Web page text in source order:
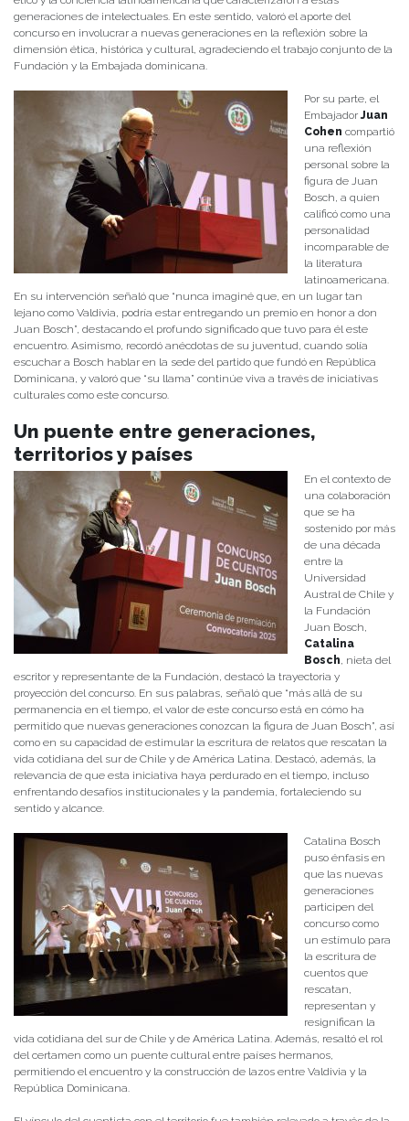
generaciones de intelectuales. En este sentido, valoró el aporte del
concurso en involucrar a nuevas generaciones en la reflexión sobre la
dimensión ética, histórica y cultural, agradeciendo el trabajo conjunto de la
Fundación y la Embajada dominicana.
Por su parte, el
Embajador Juan
Cohen compartió
una reflexión
personal sobre la
figura de Juan
Bosch, a quien
calificó como una
personalidad
incomparable de
la literatura
latinoamericana.
En su intervención señaló que “nunca imaginé que, en un lugar tan
lejano como Valdivia, podría estar entregando un premio en honor a don
Juan Bosch”, destacando el profundo significado que tuvo para él este
encuentro. Asimismo, recordó anécdotas de su juventud, cuando solía
escuchar a Bosch hablar en la sede del partido que fundó en República
Dominicana, y valoró que “su llama” continúe viva a través de iniciativas
culturales como este concurso.
Un puente entre generaciones,
territorios y países
En el contexto de
una colaboración
que se ha
sostenido por más
de una década
entre la
Universidad
Austral de Chile y
la Fundación
Juan Bosch,
Catalina
Bosch, nieta del
escritor y representante de la Fundación, destacó la trayectoria y
proyección del concurso. En sus palabras, señaló que “más allá de su
permanencia en el tiempo, el valor de este concurso está en cómo ha
permitido que nuevas generaciones conozcan la figura de Juan Bosch”, así
como en su capacidad de estimular la escritura de relatos que rescatan la
vida cotidiana del sur de Chile y de América Latina. Destacó, además, la
relevancia de que esta iniciativa haya perdurado en el tiempo, incluso
enfrentando desafíos institucionales y la pandemia, fortaleciendo su
sentido y alcance.
Catalina Bosch
puso énfasis en
que las nuevas
generaciones
participen del
concurso como
un estímulo para
la escritura de
cuentos que
rescatan,
representan y
resignifican la
vida cotidiana del sur de Chile y de América Latina. Además, resaltó el rol
del certamen como un puente cultural entre países hermanos,
permitiendo el encuentro y la construcción de lazos entre Valdivia y la
República Dominicana.